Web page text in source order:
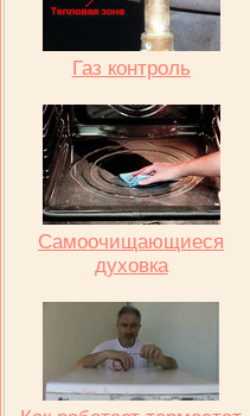
Газ контроль
Самоочищающиеся
духовка